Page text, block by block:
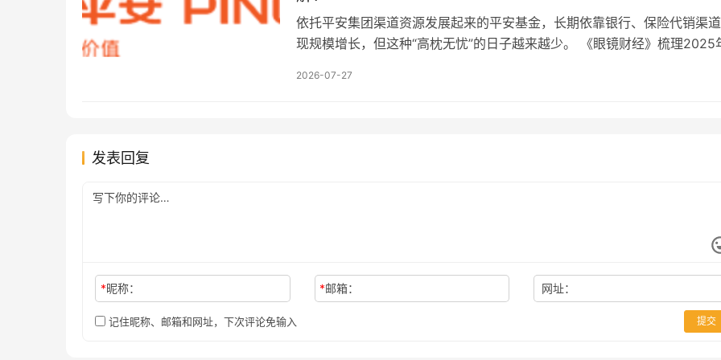
国际化重塑，破除海外消费者对于国产男装 “平价低端” 的固有刻板印象。
为资本市场的实体背书，港股投资者对于消费企业的估值定价高度依赖线
验证公司渠道管理、门店运营、供应链交付的综合实力，降低港股发行阶
结构集中问题成为影响盈利增长的因素之一。 2025年天弘基金全年实现营
收入72.36亿元，相较2024年全年86.72亿元同比下降16.56%；全年归母
润14.82亿元，2024年净利润为19.65亿元，同比下降24.58%，营收、利润
出现两位数下滑。 《眼镜财经》注意到，拆分收入结构来看，货币基金管
度4.16亿元下降21.87%。 公司通过发力权益、指数、QDII产品对冲货基下
其中9只成立后…
依托平安集团渠道资源发展起来的平安基金，长期依靠银行、保险代销渠
现规模增长，但这种“高枕无忧”的日子越来越少。 《眼镜财经》梳理2025
下部分核心基金份额出现变化，管理费收入相应调整。 此外，公司近年来
元，2024年净利润14.95亿元，同比增长44.99%，利润增长与货币基金规
化关联度较高。 2026年一季度经营数据显示，单季度营业收入8.78亿元，
比2025年同期11.36亿元，同比下降22.71%；一季度净利润6.98亿元，2025
年同期9.12亿元，同比下降23.46%。 拆分收入结构来看，2026年一季度主
权益基金管理费收入同比下降31.2%，中长期纯债基金管理费下降27.6%，
2026-07-27
发表回复
*昵称： *邮箱： 网址：
记住昵称、邮箱和网址，下次评论免输入 提交